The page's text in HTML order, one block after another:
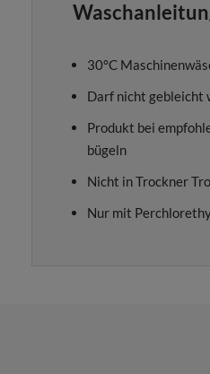
30°C
Darf nicht gebleicht
Produkt bei
bügeln
Nicht in Trockner
Nur mit